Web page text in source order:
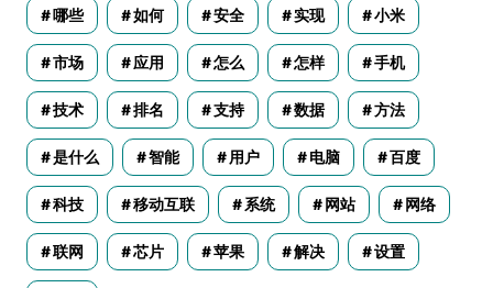
哪些 如何 安全 实现 小米
市场 应用 怎么 怎样 手机
技术 排名 支持 数据 方法
是什么 智能 用户 电脑 百度
科技 移动互联 系统 网站 网络
联网 芯片 苹果 解决 设置